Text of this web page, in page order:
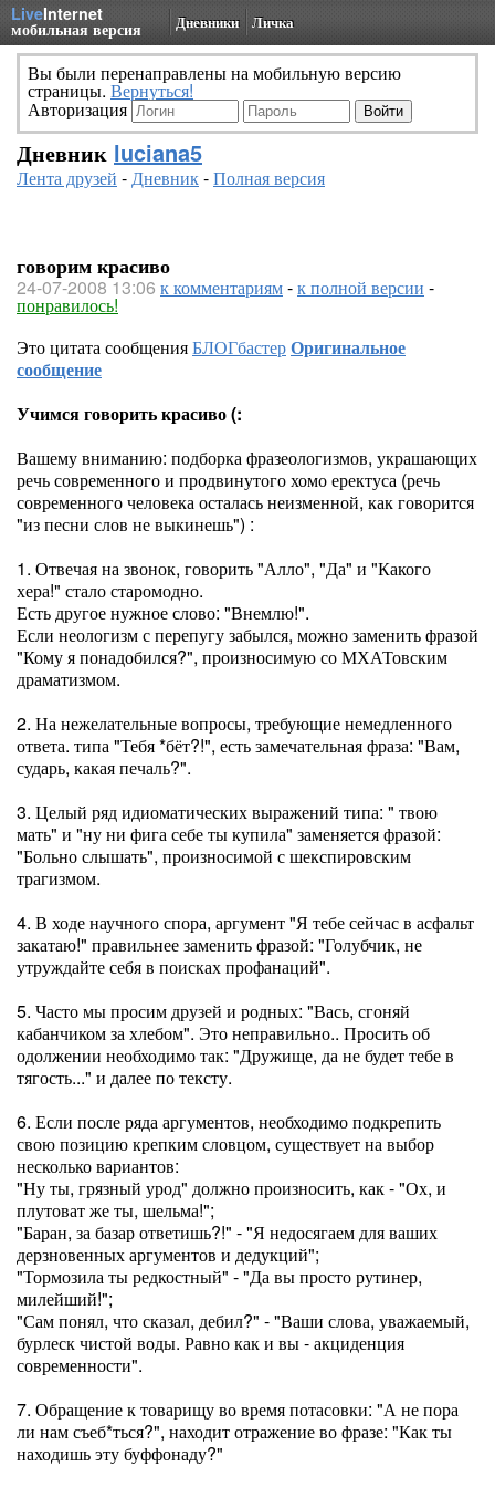
LiveInternet
мобильная версия Дневники Личка
Вы были перенаправлены на мобильную версию
страницы. Вернуться!
Авторизация
Дневник luciana5
Лента друзей -Дневник-Полная версия
говорим красиво
24-07-2008 13:06 к комментариям-к полной версии -
понравилось!
Это цитата сообщенияБЛОГбастерОригинальное
сообщение
Учимся говорить красиво (:
Вашему вниманию: подборка фразеологизмов, украшающих
речь современного и продвинутого хомо еректуса (речь
современного человека осталась неизменной, как говорится
"из песни слов не выкинешь") :
1. Отвечая на звонок, говорить "Алло", "Да" и "Какого
хера!" стало старомодно.
Есть другое нужное слово: "Внемлю!".
Если неологизм с перепугу забылся, можно заменить фразой
"Кому я понадобился?", произносимую со МХАТовским
драматизмом.
2. На нежелательные вопросы, требующие немедленного
ответа. типа "Тебя *бёт?!", есть замечательная фраза: "Вам,
сударь, какая печаль?".
3. Целый ряд идиоматических выражений типа: " твою
мать" и "ну ни фига себе ты купила" заменяется фразой:
"Больно слышать", произносимой с шекспировским
трагизмом.
4. В ходе научного спора, аргумент "Я тебе сейчас в асфальт
закатаю!" правильнее заменить фразой: "Голубчик, не
утруждайте себя в поисках профанаций".
5. Часто мы просим друзей и родных: "Вась, сгоняй
кабанчиком за хлебом". Это неправильно.. Просить об
одолжении необходимо так: "Дружище, да не будет тебе в
тягость..." и далее по тексту.
6. Если после ряда аргументов, необходимо подкрепить
свою позицию крепким словцом, существует на выбор
несколько вариантов:
"Ну ты, грязный урод" должно произносить, как - "Ох, и
плутоват же ты, шельма!";
"Баран, за базар ответишь?!" - "Я недосягаем для ваших
дерзновенных аргументов и дедукций";
"Тормозила ты редкостный" - "Да вы просто рутинер,
милейший!";
"Сам понял, что сказал, дебил?" - "Ваши слова, уважаемый,
бурлеск чистой воды. Равно как и вы - акциденция
современности".
7. Обращение к товарищу во время потасовки: "А не пора
ли нам съеб*ться?", находит отражение во фразе: "Как ты
находишь эту буффонаду?"